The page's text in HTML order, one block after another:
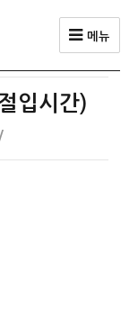
메뉴
입시간)